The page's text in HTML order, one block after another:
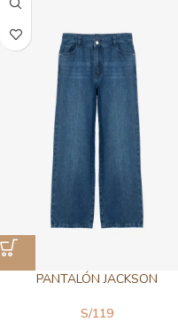
PANTALÓN JACKSON
S/119